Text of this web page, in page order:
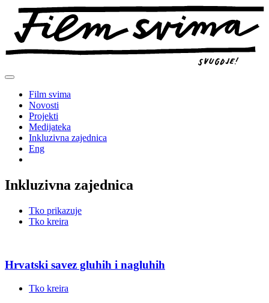
Preskoči
sadržaj
Film svima
Novosti
Projekti
Medijateka
Inkluzivna zajednica
Eng
Inkluzivna zajednica
Tko prikazuje
Tko kreira
Hrvatski savez gluhih i nagluhih
Tko kreira